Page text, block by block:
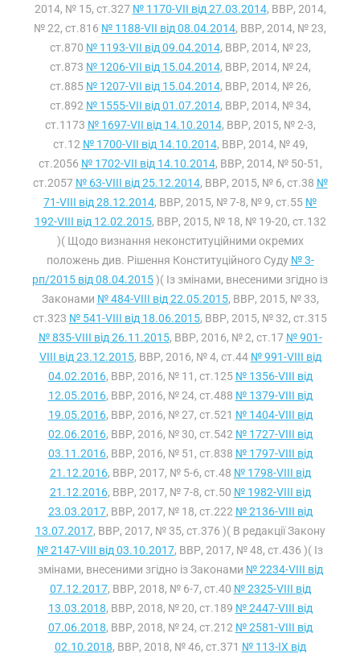
2014, № 15, ст.327 № 1170-VII від 27.03.2014, ВВР, 2014,
№ 22, ст.816 № 1188-VII від 08.04.2014, ВВР, 2014, № 23,
ст.870 № 1193-VII від 09.04.2014, ВВР, 2014, № 23,
ст.873 № 1206-VII від 15.04.2014, ВВР, 2014, № 24,
ст.885 № 1207-VII від 15.04.2014, ВВР, 2014, № 26,
ст.892 № 1555-VII від 01.07.2014, ВВР, 2014, № 34,
ст.1173 № 1697-VII від 14.10.2014, ВВР, 2015, № 2-3,
ст.12 № 1700-VII від 14.10.2014, ВВР, 2014, № 49,
ст.2056 № 1702-VII від 14.10.2014, ВВР, 2014, № 50-51,
ст.2057 № 63-VIII від 25.12.2014, ВВР, 2015, № 6, ст.38 №
71-VIII від 28.12.2014, ВВР, 2015, № 7-8, № 9, ст.55 №
192-VIII від 12.02.2015, ВВР, 2015, № 18, № 19-20, ст.132
)( Щодо визнання неконституційними окремих
положень див. Рішення Конституційного Суду № 3-
рп/2015 від 08.04.2015)( Із змінами, внесеними згідно із
Законами № 484-VIII від 22.05.2015, ВВР, 2015, № 33,
ст.323 № 541-VIII від 18.06.2015, ВВР, 2015, № 32, ст.315
№ 835-VIII від 26.11.2015, ВВР, 2016, № 2, ст.17 № 901-
VIII від 23.12.2015, ВВР, 2016, № 4, ст.44 № 991-VIII від
04.02.2016, ВВР, 2016, № 11, ст.125 № 1356-VIII від
12.05.2016, ВВР, 2016, № 24, ст.488 № 1379-VIII від
19.05.2016, ВВР, 2016, № 27, ст.521 № 1404-VIII від
02.06.2016, ВВР, 2016, № 30, ст.542 № 1727-VIII від
03.11.2016, ВВР, 2016, № 51, ст.838 № 1797-VIII від
21.12.2016, ВВР, 2017, № 5-6, ст.48 № 1798-VIII від
21.12.2016, ВВР, 2017, № 7-8, ст.50 № 1982-VIII від
23.03.2017, ВВР, 2017, № 18, ст.222 № 2136-VIII від
13.07.2017, ВВР, 2017, № 35, ст.376 )( В редакції Закону
№ 2147-VIII від 03.10.2017, ВВР, 2017, № 48, ст.436 )( Із
змінами, внесеними згідно із Законами № 2234-VIII від
07.12.2017, ВВР, 2018, № 6-7, ст.40 № 2325-VIII від
13.03.2018, ВВР, 2018, № 20, ст.189 № 2447-VIII від
07.06.2018, ВВР, 2018, № 24, ст.212 № 2581-VIII від
02.10.2018, ВВР, 2018, № 46, ст.371 № 113-IX від